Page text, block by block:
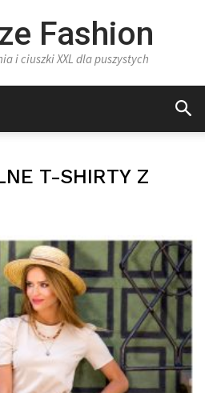
Fashion
i ciuszki XXL dla puszystych
T-SHIRTY Z